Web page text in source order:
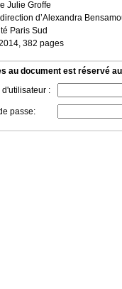
Julie Groffe
d’Alexandra
Paris Sud
382 pages
au document est réservé
d'utilisateur :
passe: